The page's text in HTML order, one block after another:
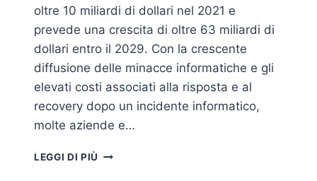
oltre 10 miliardi di dollari nel 2021 e
prevede una crescita di oltre 63 miliardi di
dollari entro il 2029. Con la crescente
diffusione delle minacce informatiche e gli
elevati costi associati alla risposta e al
recovery dopo un incidente informatico,
molte aziende e…
LEGGI DI PIÙ ASSICURAZIONI